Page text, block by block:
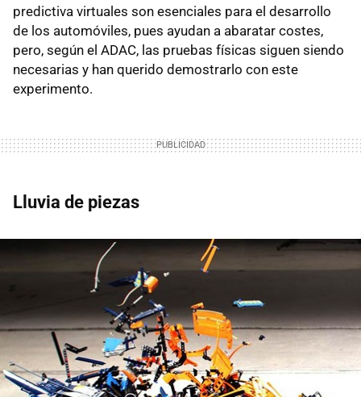
predictiva virtuales son esenciales para el desarrollo
de los automóviles, pues ayudan a abaratar costes,
pero, según el ADAC, las pruebas físicas siguen siendo
necesarias y han querido demostrarlo con este
experimento.
Lluvia de piezas